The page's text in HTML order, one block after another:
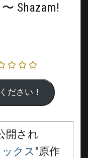
Shazam!
開され
クス”原作